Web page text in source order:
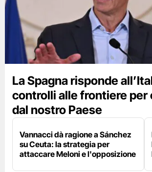
La Spagna risponde
controlli alle frontiere per
dal nostro Paese
Vannacci dà ragione a Sánchez
su Ceuta: la strategia per
attaccare Meloni e l'opposizione